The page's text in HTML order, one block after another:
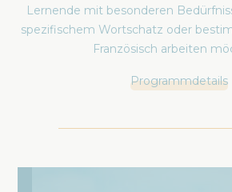
Lernende mit besonderen
spezifischem Wortschatz oder
Französisch arbeiten
Programmdetails